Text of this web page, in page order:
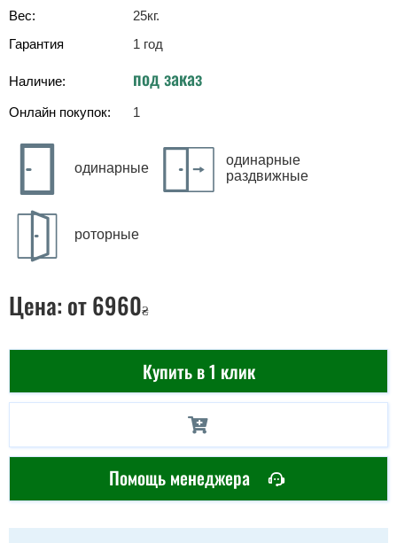
Вес:
25кг.
Гарантия
1 год
Наличие: под заказ
Онлайн покупок: 1
одинарные
одинарные
раздвижные
роторные
Цена: от 6960₴
Купить в 1 клик
Помощь менеджера